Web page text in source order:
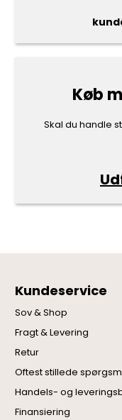
Køb
Skal du handle
Kundeservice
Sov & Shop
Fragt & Levering
Retur
Oftest stillede
Handels- og
Finansiering